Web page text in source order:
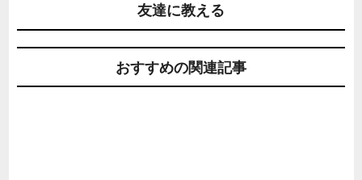
友達に教える
おすすめの関連記事